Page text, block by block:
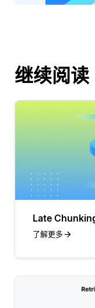
继续阅读
Late
了解更多